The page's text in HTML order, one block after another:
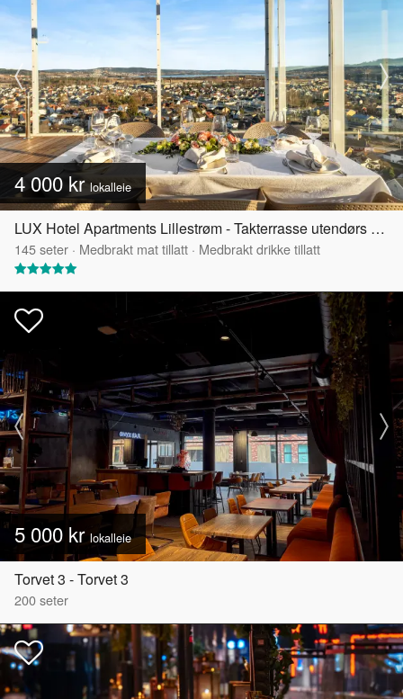
4 000 krlokalleie
LUX Hotel Apartments Lillestrøm - Takterrasse utendørs med selskapslokalet
145seter · Medbrakt mat tillatt · Medbrakt drikke tillatt
5 000 kr lokalleie
Torvet 3 - Torvet 3
200seter